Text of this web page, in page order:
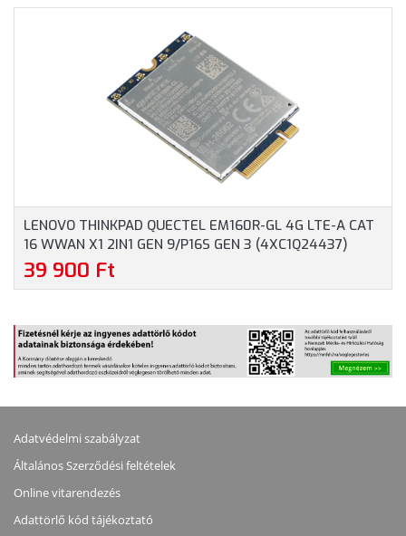
LENOVO THINKPAD QUECTEL EM160R-GL 4G LTE-A CAT
16 WWAN X1 2IN1 GEN 9/P16S GEN 3 (4XC1Q24437)
39 900 Ft
Adatvédelmi szabályzat
Általános Szerződési feltételek
Online vitarendezés
Adattörlő kód tájékoztató